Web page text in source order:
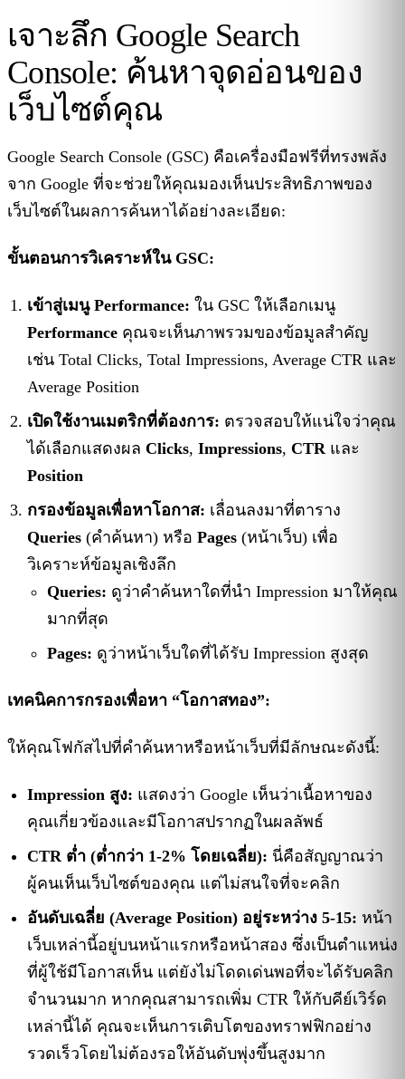
เจาะลึก Google Search
Console: ค้นหาจุดอ่อนของ
เว็บไซต์คุณ
Google Search Console (GSC) คือเครื่องมือฟรีที่ทรงพลัง
จาก Google ที่จะช่วยให้คุณมองเห็นประสิทธิภาพของ
เว็บไซต์ในผลการค้นหาได้อย่างละเอียด:
ขั้นตอนการวิเคราะห์ใน GSC:
เข้าสู่เมนู Performance: ใน GSC ให้เลือกเมนู
Performance คุณจะเห็นภาพรวมของข้อมูลสำคัญ
เช่น Total Clicks, Total Impressions, Average CTR และ
Average Position
เปิดใช้งานเมตริกที่ต้องการ: ตรวจสอบให้แน่ใจว่าคุณ
ได้เลือกแสดงผล Clicks, Impressions, CTRและ
Position
กรองข้อมูลเพื่อหาโอกาส: เลื่อนลงมาที่ตาราง
Queries (คำค้นหา) หรือ Pages (หน้าเว็บ) เพื่อ
วิเคราะห์ข้อมูลเชิงลึก
Queries: ดูว่าคำค้นหาใดที่นำ Impression มาให้คุณ
มากที่สุด
Pages: ดูว่าหน้าเว็บใดที่ได้รับ Impression สูงสุด
เทคนิคการกรองเพื่อหา “โอกาสทอง”:
ให้คุณโฟกัสไปที่คำค้นหาหรือหน้าเว็บที่มีลักษณะดังนี้:
Impression สูง: แสดงว่า Google เห็นว่าเนื้อหาของ
คุณเกี่ยวข้องและมีโอกาสปรากฏในผลลัพธ์
CTR ต่ำ (ต่ำกว่า 1-2% โดยเฉลี่ย): นี่คือสัญญาณว่า
ผู้คนเห็นเว็บไซต์ของคุณ แต่ไม่สนใจที่จะคลิก
อันดับเฉลี่ย (Average Position) อยู่ระหว่าง 5-15: หน้า
เว็บเหล่านี้อยู่บนหน้าแรกหรือหน้าสอง ซึ่งเป็นตำแหน่ง
ที่ผู้ใช้มีโอกาสเห็น แต่ยังไม่โดดเด่นพอที่จะได้รับคลิก
จำนวนมาก หากคุณสามารถเพิ่ม CTR ให้กับคีย์เวิร์ด
เหล่านี้ได้ คุณจะเห็นการเติบโตของทราฟฟิกอย่าง
รวดเร็วโดยไม่ต้องรอให้อันดับพุ่งขึ้นสูงมาก